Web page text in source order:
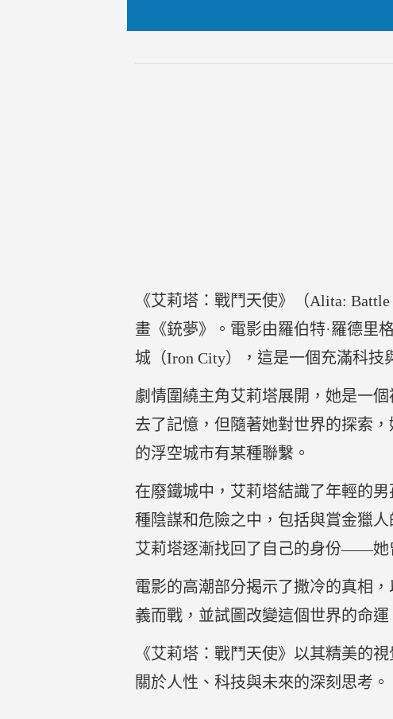
《艾莉塔：戰鬥天使》（Alita:
畫《銃夢》。電影由羅伯特·羅德里
城（Iron City），這是一個充滿科技
劇情圍繞主角艾莉塔展開，她是一
去了記憶，但隨著她對世界的探索
的浮空城市有某種聯繫。
在廢鐵城中，艾莉塔結識了年輕的
種陰謀和危險之中，包括與賞金獵
艾莉塔逐漸找回了自己的身份——她
電影的高潮部分揭示了撒冷的真相
義而戰，並試圖改變這個世界的命
《艾莉塔：戰鬥天使》以其精美的
關於人性、科技與未來的深刻思考。